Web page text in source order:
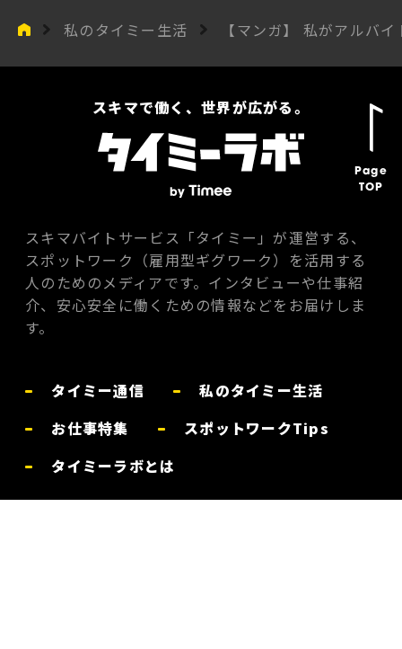
私のタイミー生活 【マンガ】 私がアルバ
Page
TOP
スキマで働く、世界が広がる。
スキマバイトサービス「タイミー」が運営する、
スポットワーク（雇用型ギグワーク）を活用する
人のためのメディアです。インタビューや仕事紹
介、安心安全に働くための情報などをお届けしま
す。
タイミー通信
私のタイミー生活
お仕事特集
スポットワークTips
タイミーラボとは